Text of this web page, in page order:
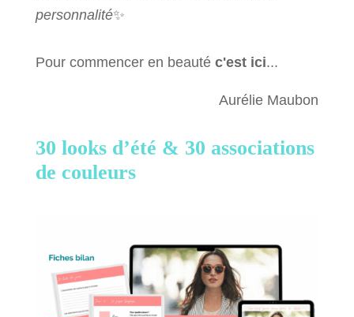
personnalité✨
Pour commencer en beauté c'est ici...
Aurélie Maubon
30 looks d’été & 30 associations
de couleurs